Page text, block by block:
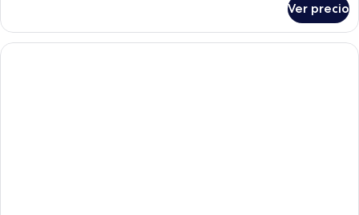
camas
individuales
Deluxe
con
2
Ver precio